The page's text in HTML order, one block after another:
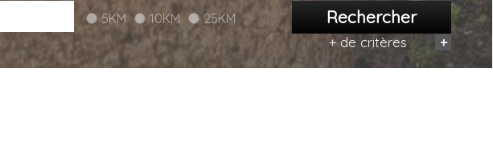
5KM 10KM 25KM Rechercher
+ de critères +